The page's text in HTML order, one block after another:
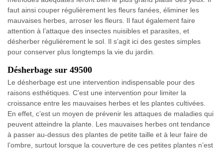
faut ainsi couper régulièrement les fleurs fanées, éliminer les
mauvaises herbes, arroser les fleurs. Il faut également faire
attention à l’attaque des insectes nuisibles et parasites, et
désherber régulièrement le sol. Il s’agit ici des gestes simples
pour conserver plus longtemps la vie du jardin.
Désherbage sur 49500
Le désherbage est une intervention indispensable pour des
raisons esthétiques. C’est une intervention pour limiter la
croissance entre les mauvaises herbes et les plantes cultivées.
En effet, c’est un moyen de prévenir les attaques de maladies qui
peuvent atteindre la plante. Les mauvaises herbes ont tendance
à passer au-dessus des plantes de petite taille et à leur faire de
l’ombre, surtout lorsque la couverture de ces petites plantes n’est